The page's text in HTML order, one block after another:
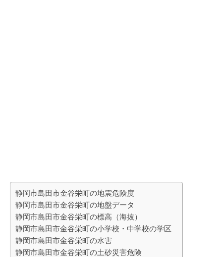
静岡市島田市金谷栄町の地震危険度
静岡市島田市金谷栄町の地盤データ
静岡市島田市金谷栄町の標高（海抜）
静岡市島田市金谷栄町の小学校・中学校の学区
静岡市島田市金谷栄町の水害
静岡市島田市金谷栄町の土砂災害危険